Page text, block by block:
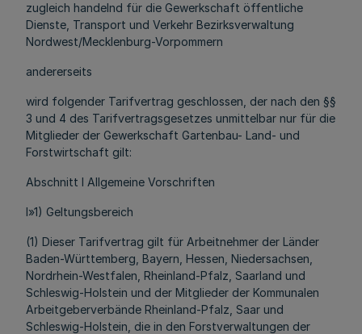
zugleich handelnd für die Gewerkschaft öffentliche
Dienste, Transport und Verkehr Bezirksverwaltung
Nordwest/Mecklenburg-Vorpommern
andererseits
wird folgender Tarifvertrag geschlossen, der nach den §§
3 und 4 des Tarifvertragsgesetzes unmittelbar nur für die
Mitglieder der Gewerkschaft Gartenbau- Land- und
Forstwirtschaft gilt:
Abschnitt I Allgemeine Vorschriften
l»1) Geltungsbereich
(1) Dieser Tarifvertrag gilt für Arbeitnehmer der Länder
Baden-Württemberg, Bayern, Hessen, Niedersachsen,
Nordrhein-Westfalen, Rheinland-Pfalz, Saarland und
Schleswig-Holstein und der Mitglieder der Kommunalen
Arbeitgeberverbände Rheinland-Pfalz, Saar und
Schleswig-Holstein, die in den Forstverwaltungen der